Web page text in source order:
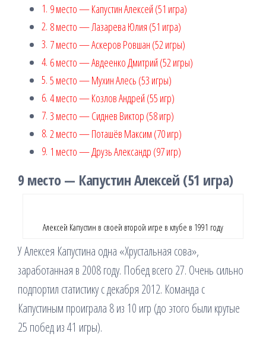
9 место — Капустин Алексей (51 игра)
8 место — Лазарева Юлия (51 игра)
7 место — Аскеров Ровшан (52 игры)
6 место — Авдеенко Дмитрий (52 игры)
5 место — Мухин Алесь (53 игры)
4 место — Козлов Андрей (55 игр)
3 место — Сиднев Виктор (58 игр)
2 место — Поташёв Максим (70 игр)
1 место — Друзь Александр (97 игр)
9 место — Капустин Алексей (51 игра)
Алексей Капустин в своей второй игре в клубе в 1991 году
У Алексея Капустина одна «Хрустальная сова»,
заработанная в 2008 году. Побед всего 27. Очень сильно
подпортил статистику с декабря 2012. Команда с
Капустиным проиграла 8 из 10 игр (до этого были крутые
25 побед из 41 игры).